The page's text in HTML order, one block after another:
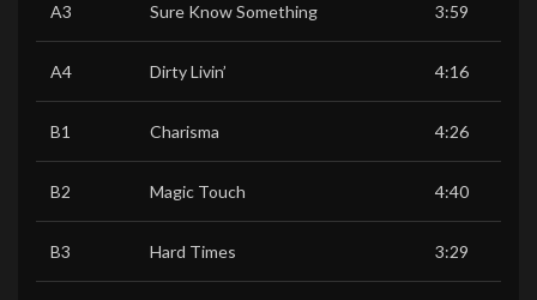
A3 Sure Know Something 3:59
A4 Dirty Livin’ 4:16
B1 Charisma 4:26
B2 Magic Touch 4:40
B3 Hard Times 3:29